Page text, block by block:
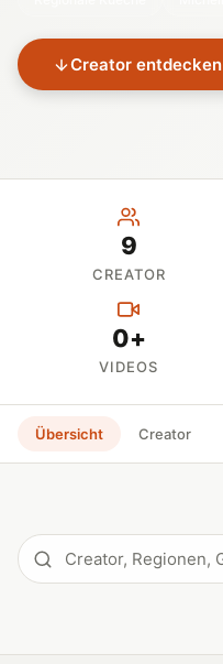
Creator entdecken
9
CREATOR
0+
VIDEOS
Übersicht Creator